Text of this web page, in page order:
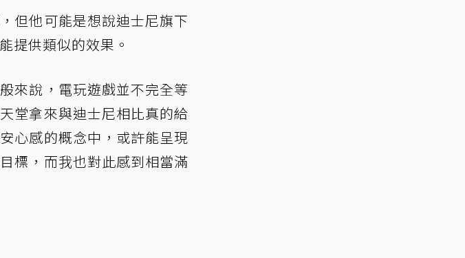
但他可能是想說迪士尼旗下
提供類似的效果。
般來說，電玩遊戲並不完全等
堂拿來與迪士尼相比真的給
心感的概念中，或許能呈現
標，而我也對此感到相當滿